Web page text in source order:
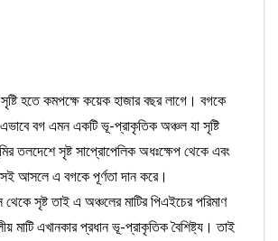
হতে কমপক্ষে কয়েক হাজার বছর লাগে। বগকে
এভাবে বগ এমন একটি ভূ-প্রাকৃতিক অঞ্চল যা সৃষ্টি
তলদেশে সৃষ্ট সাপ্রোপেলিক অধঃক্ষেপ থেকে এবং
আসলে এ বগকে পূর্ণতা দান করে।
সৃষ্ট তাই এ অঞ্চলের মাটির পিএইচের পরিমাণ
মাটি এখানকার প্রধান ভূ-প্রাকৃতিক বৈশিষ্ট্য। তাই